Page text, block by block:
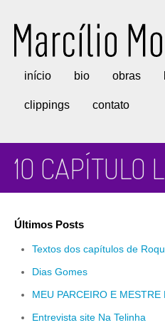
início bio obras
clippings contato
1O CAPÍTULO
Últimos Posts
Textos dos capítulos de
Dias Gomes
MEU PARCEIRO E MESTRE
Entrevista site Na Telinha